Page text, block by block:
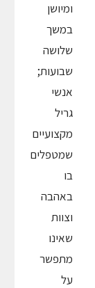
ומיושן
במשך
שלושה
שבועות;
אנשי
גריל
מקצועיים
שמטפלים
בו
באהבה
וצוות
שאינו
מתפשר
על